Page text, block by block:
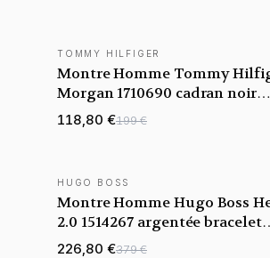
NOUVEAUTÉ
TOMMY HILFIGER
Montre Homme Tommy
Morgan 1710690 cadran noir
bracelet acier
118,80 €199 €
NOUVEAUTÉ
HUGO BOSS
Montre Homme Hugo Boss
2.0 1514267 argentée bracelet
maillons acier
226,80 €379 €